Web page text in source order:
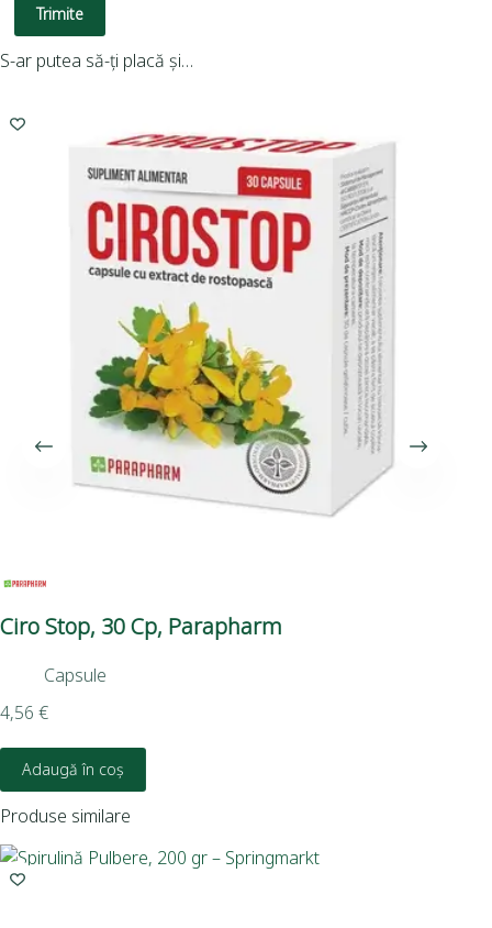
Trimite
S-ar putea să-ți placă și…
Ciro Stop, 30 Cp, Parapharm
Capsule
4,56 €
Adaugă în coș
Produse similare